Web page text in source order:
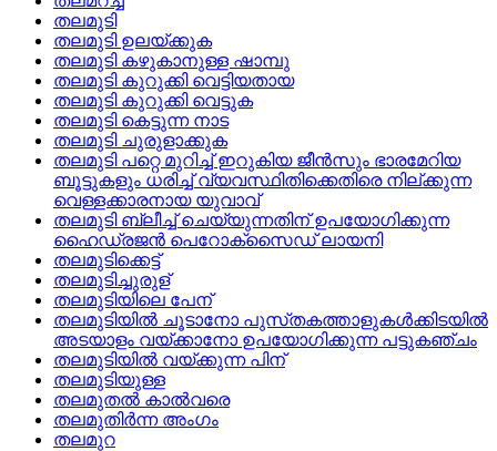
തലമുടി
തലമുടി ഉലയ്‌ക്കുക
തലമുടി കഴുകാനുള്ള ഷാമ്പു
തലമുടി കുറുക്കി വെട്ടിയതായ
തലമുടി കുറുക്കി വെട്ടുക
തലമുടി കെട്ടുന്ന നാട
തലമുടി ചുരുളാക്കുക
തലമുടി പറ്റെ മുറിച്ച്‌ ഇറുകിയ ജീന്‍സും ഭാരമേറിയ
ബൂട്ടുകളും ധരിച്ച്‌ വ്യവസ്ഥിതിക്കെതിരെ നില്‌ക്കുന്ന
വെള്ളക്കാരനായ യുവാവ്
തലമുടി ബ്ലീച്ച്‌ ചെയ്യുന്നതിന്‌ ഉപയോഗിക്കുന്ന
ഹൈഡ്രജന്‍ പെറോക്‌സൈഡ്‌ ലായനി
തലമുടിക്കെട്ട്
തലമുടിച്ചുരുള്
തലമുടിയിലെ പേന്
തലമുടിയില്‍ ചൂടാനോ പുസ്‌തകത്താളുകള്‍ക്കിടയില്‍
അടയാളം വയ്‌ക്കാനോ ഉപയോഗിക്കുന്ന പട്ടുകഞ്ചം
തലമുടിയില്‍ വയ്‌ക്കുന്ന പിന്
തലമുടിയുള്ള
തലമുതല്‍ കാല്‍വരെ
തലമുതിര്‍ന്ന അംഗം
തലമുറ